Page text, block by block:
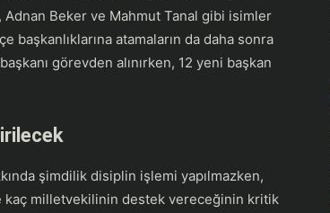
Beker ve Mahmut Tanal gibi isimler
başkanlıklarına atamaların da daha sonra
görevden alınırken, 12 yeni başkan
şimdilik disiplin işlemi yapılmazken,
milletvekilinin destek vereceğinin kritik